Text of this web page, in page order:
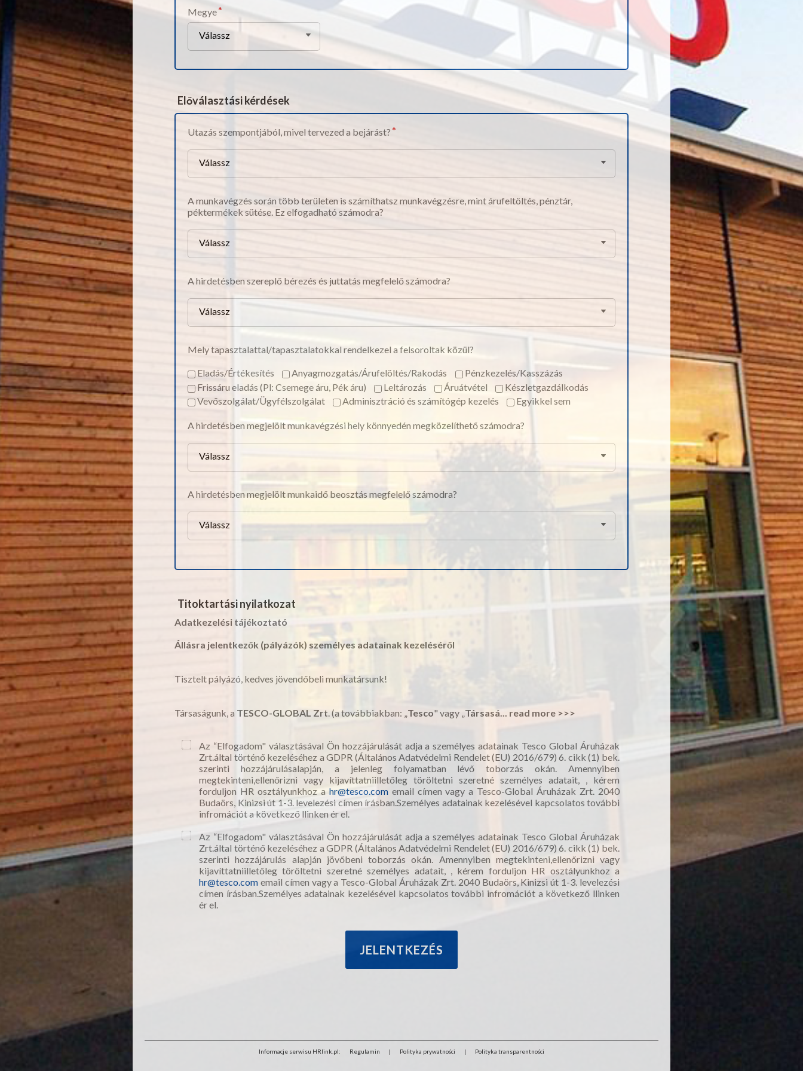
Megye
Válassz
Előválasztási kérdések
Utazás szempontjából, mivel tervezed a bejárást?
Válassz
A munkavégzés során több területen is számíthatsz munkavégzésre, mint árufeltöltés, pénztár,
péktermékek sütése. Ez elfogadható számodra?
Válassz
A hirdetésben szereplő bérezés és juttatás megfelelő számodra?
Válassz
Mely tapasztalattal/tapasztalatokkal rendelkezel a felsoroltak közül?
Eladás/Értékesítés Anyagmozgatás/Árufelöltés/Rakodás
Pénzkezelés/Kasszázás
Frissáru eladás (Pl: Csemege áru, Pék áru)
Leltározás Áruátvétel
Készletgazdálkodás
Vevőszolgálat/Ügyfélszolgálat
Adminisztráció és számítógép kezelés Egyikkel sem
A hirdetésben megjelölt munkavégzési hely könnyedén megközelíthető számodra?
Válassz
A hirdetésben megjelölt munkaidő beosztás megfelelő számodra?
Válassz
Titoktartási nyilatkozat
Adatkezelési tájékoztató
Állásra jelentkezők (pályázók) személyes adatainak kezeléséről
Tisztelt pályázó, kedves jövendőbeli munkatársunk!
Társaságunk, a TESCO-GLOBAL Zrt. (a továbbiakban: „Tesco" vagy „Társasá... read more >>>
Az “Elfogadom" választásával Ön hozzájárulását adja a személyes adatainak Tesco Global Áruházak
Zrt.által történő kezeléséhez a GDPR (Általános Adatvédelmi Rendelet (EU) 2016/679) 6. cikk (1) bek.
szerinti hozzájárulásalapján, a jelenleg folyamatban lévő toborzás okán. Amennyiben
megtekinteni,ellenőrizni vagy kijavíttatniilletőleg töröltetni szeretné személyes adatait, , kérem
forduljon HR osztályunkhoz a hr@tesco.comemail címen vagy a Tesco-Global Áruházak Zrt. 2040
Budaörs, Kinizsi út 1-3. levelezési címen írásban.Személyes adatainak kezelésével kapcsolatos további
infromációt a következő llinken ér el.
Az “Elfogadom" választásával Ön hozzájárulását adja a személyes adatainak Tesco Global Áruházak
Zrt.által történő kezeléséhez a GDPR (Általános Adatvédelmi Rendelet (EU) 2016/679) 6. cikk (1) bek.
szerinti hozzájárulás alapján jövőbeni toborzás okán. Amennyiben megtekinteni,ellenőrizni vagy
kijavíttatniilletőleg töröltetni szeretné személyes adatait, , kérem forduljon HR osztályunkhoz a
hr@tesco.com email címen vagy a Tesco-Global Áruházak Zrt. 2040 Budaörs, Kinizsi út 1-3. levelezési
címen írásban.Személyes adatainak kezelésével kapcsolatos további infromációt a következő llinken
ér el.
Informacje serwisu HRlink.pl: Regulamin | Polityka prywatności | Polityka transparentności